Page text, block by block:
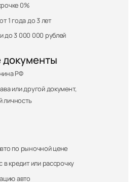
0%
1 года до 3 лет
до 3 000 000 рублей
РФ
или другой документ,
личность
по рыночной цене
в кредит или рассрочку
авто